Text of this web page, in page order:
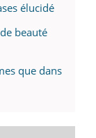
élucidé
beauté
que dans